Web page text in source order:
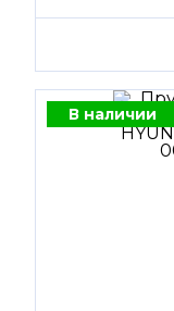
В наличии